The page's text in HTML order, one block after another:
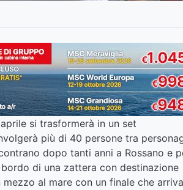
si trasformerà in un set
più di 40 persone tra
dopo tanti anni a Rossano e
di una zattera con destinazione
al mare con un finale che arriva